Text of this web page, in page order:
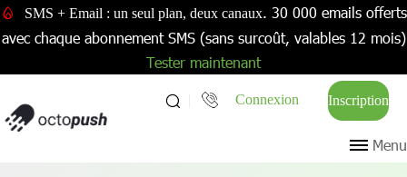
SMS + Email : un seul plan, deux canaux. 30 000 emails offerts
avec chaque abonnement SMS (sans surcoût, valables 12 mois)
Tester maintenant
Connexion Inscription
Menu